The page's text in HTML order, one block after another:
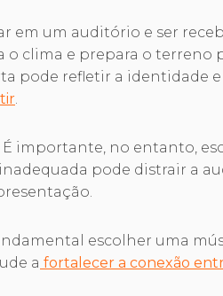
em um auditório e ser
clima e prepara o terreno
pode refletir a identidade
.
É importante, no entanto,
pode distrair a
escolher uma
a fortalecer a conexão